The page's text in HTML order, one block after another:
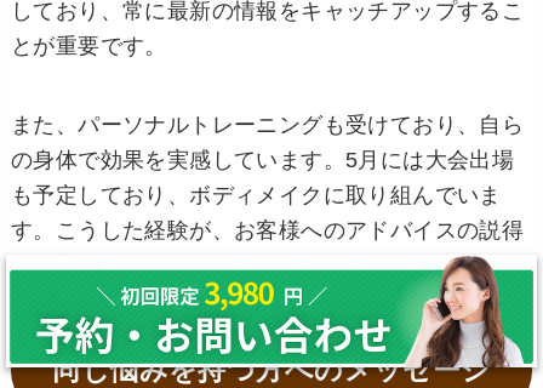
しており、常に最新の情報をキャッチアップするこ
とが重要です。
また、パーソナルトレーニングも受けており、自ら
の身体で効果を実感しています。5月には大会出場
も予定しており、ボディメイクに取り組んでいま
す。こうした経験が、お客様へのアドバイスの説得
力を高めているのです。
同じ悩みを持つ方へのメッセージ